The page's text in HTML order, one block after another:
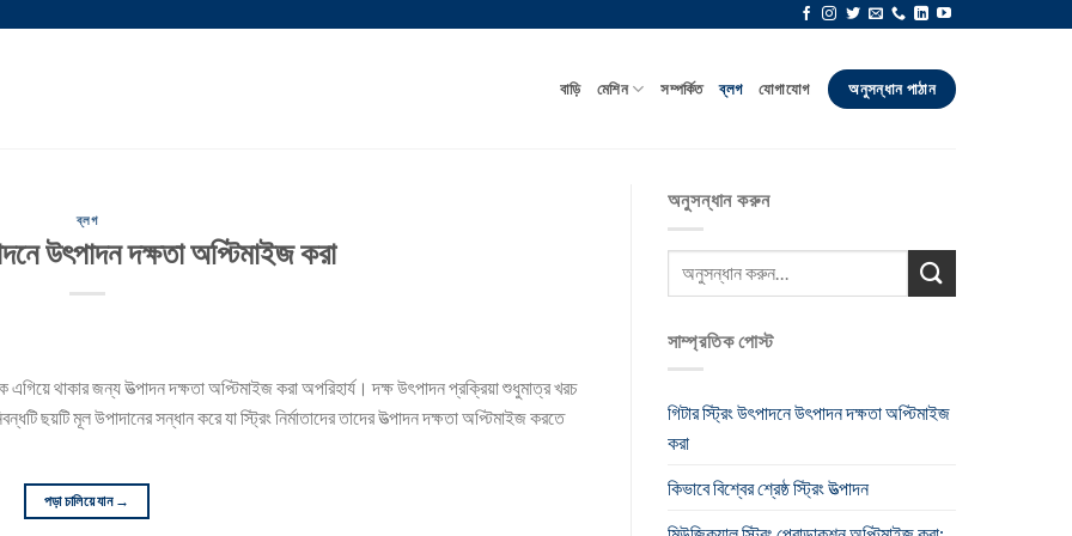
বাড়ি মেশিন সম্পর্কিত ব্লগ যোগাযোগ অনুসন্ধান পাঠান
ব্লগ
উৎপাদন দক্ষতা অপ্টিমাইজ করা
থাকার জন্য উত্পাদন দক্ষতা অপ্টিমাইজ করা অপরিহার্য। দক্ষ উৎপাদন প্রক্রিয়া শুধুমাত্র খরচ
ছয়টি মূল উপাদানের সন্ধান করে যা স্ট্রিং নির্মাতাদের তাদের উত্পাদন দক্ষতা অপ্টিমাইজ করতে
পড়া চালিয়ে যান →
অনুসন্ধান করুন
সাম্প্রতিক পোস্ট
গিটার স্ট্রিং উৎপাদনে উৎপাদন দক্ষতা অপ্টিমাইজ
করা
কিভাবে বিশ্বের শ্রেষ্ঠ স্ট্রিং উত্পাদন